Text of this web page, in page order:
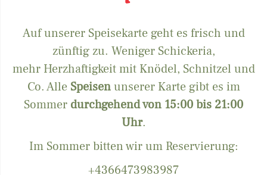
Auf unserer Speisekarte geht es frisch und
zünftig zu. Weniger Schickeria,
mehr Herzhaftigkeit mit Knödel, Schnitzel und
Co. Alle Speisenunserer Karte gibt es im
Sommer durchgehend von 15:00 bis 21:00
Uhr.
Im Sommer bitten wir um Reservierung:
+4366473983987